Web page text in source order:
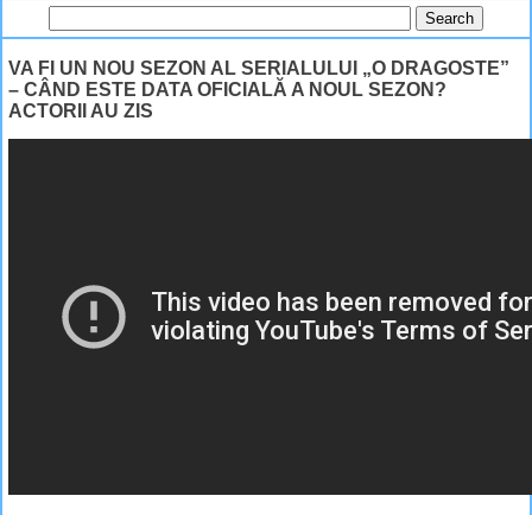
VA FI UN NOU SEZON AL SERIALULUI „O DRAGOSTE”
– CÂND ESTE DATA OFICIALĂ A NOUL SEZON?
ACTORII AU ZIS